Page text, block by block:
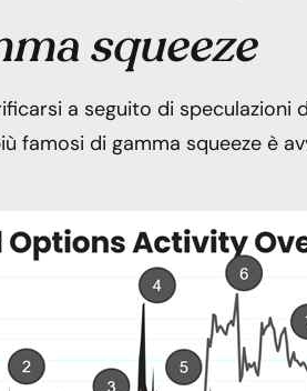
squeeze
a seguito di speculazioni
famosi di gamma squeeze è